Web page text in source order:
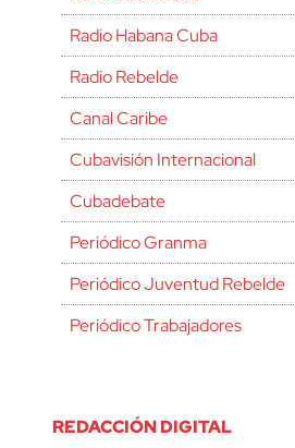
Radio Habana Cuba
Radio Rebelde
Canal Caribe
Cubavisión Internacional
Cubadebate
Periódico Granma
Periódico Juventud Rebelde
Periódico Trabajadores
REDACCIÓN DIGITAL